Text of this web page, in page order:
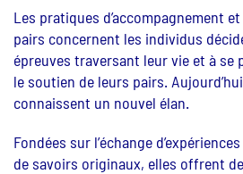
Les pratiques d’accompagnement
pairs concernent les individus
épreuves traversant leur vie et à se
le soutien de leurs pairs.
connaissent un nouvel élan.
Fondées sur l’échange
de savoirs originaux, elles offrent